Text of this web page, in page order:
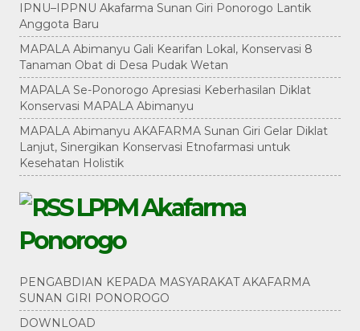
IPNU–IPPNU Akafarma Sunan Giri Ponorogo Lantik
Anggota Baru
MAPALA Abimanyu Gali Kearifan Lokal, Konservasi 8
Tanaman Obat di Desa Pudak Wetan
MAPALA Se-Ponorogo Apresiasi Keberhasilan Diklat
Konservasi MAPALA Abimanyu
MAPALA Abimanyu AKAFARMA Sunan Giri Gelar Diklat
Lanjut, Sinergikan Konservasi Etnofarmasi untuk
Kesehatan Holistik
LPPM Akafarma
Ponorogo
PENGABDIAN KEPADA MASYARAKAT AKAFARMA
SUNAN GIRI PONOROGO
DOWNLOAD